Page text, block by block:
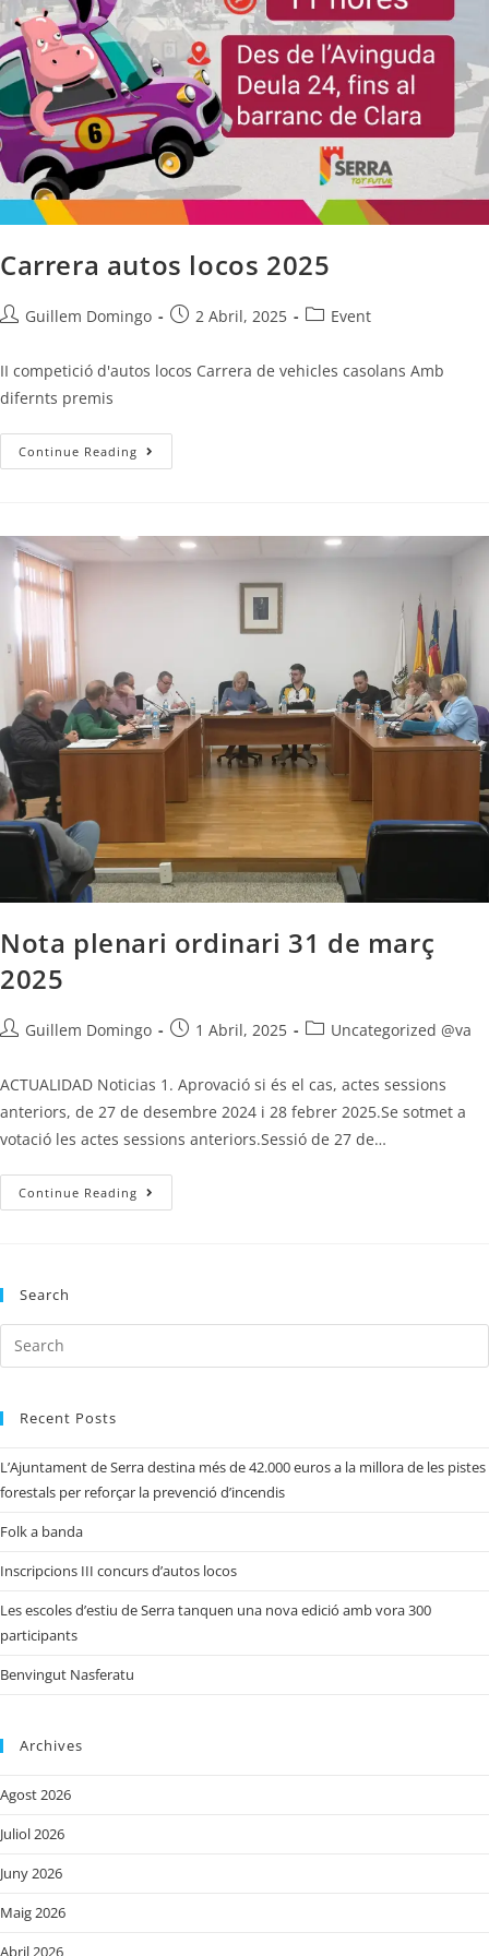
Carrera autos locos 2025
Guillem Domingo 2 Abril, 2025 Event
II competició d'autos locos Carrera de vehicles casolans Amb
difernts premis
Continue Reading
Nota plenari ordinari 31 de març
2025
Guillem Domingo 1 Abril, 2025 Uncategorized @va
ACTUALIDAD Noticias 1. Aprovació si és el cas, actes sessions
anteriors, de 27 de desembre 2024 i 28 febrer 2025.Se sotmet a
votació les actes sessions anteriors.Sessió de 27 de…
Continue Reading
Search
Recent Posts
L’Ajuntament de Serra destina més de 42.000 euros a la millora de les pistes
forestals per reforçar la prevenció d’incendis
Folk a banda
Inscripcions III concurs d’autos locos
Les escoles d’estiu de Serra tanquen una nova edició amb vora 300
participants
Benvingut Nasferatu
Archives
Agost 2026
Juliol 2026
Juny 2026
Maig 2026
Abril 2026